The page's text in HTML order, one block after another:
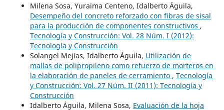
Milena Sosa, Yuraima Centeno, Idalberto Águila,
Desempeño del concreto reforzado con fibras de sisal
para la producción de componentes constructivos ,
Tecnología y Construcción: Vol. 28 Núm. I (2012):
Tecnología y Construcción
Solangel Mejías, Idalberto Águila, Utilización de
mallas de polipropileno como refuerzo de morteros en
la elaboración de paneles de cerramiento , Tecnología
y Construcción: Vol. 27 Núm. II (2011): Tecnología y
Construcción
Idalberto Águila, Milena Sosa, Evaluación de la hoja